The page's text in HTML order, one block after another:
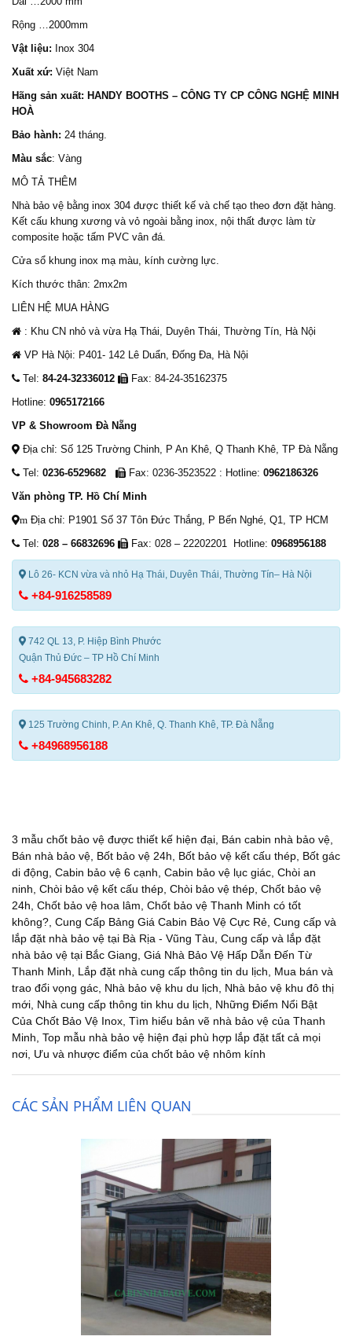
Rộng …2000mm
Vật liệu: Inox 304
Xuất xứ: Việt Nam
Hãng sản xuất: HANDY BOOTHS – CÔNG TY CP CÔNG NGHỆ MINH
HOÀ
Bảo hành: 24 tháng.
Màu sắc: Vàng
MÔ TẢ THÊM
Nhà bảo vệ bằng inox 304 được thiết kế và chế tạo theo đơn đặt hàng.
Kết cấu khung xương và vỏ ngoài bằng inox, nội thất được làm từ
composite hoặc tấm PVC vân đá.
Cửa sổ khung inox mạ màu, kính cường lực.
Kích thước thân: 2mx2m
LIÊN HỆ MUA HÀNG
: Khu CN nhỏ và vừa Hạ Thái, Duyên Thái, Thường Tín, Hà Nội
VP Hà Nội: P401- 142 Lê Duẩn, Đống Đa, Hà Nội
Tel: 84-24-32336012
Fax: 84-24-35162375
Hotline: 0965172166
VP & Showroom Đà Nẵng
Địa chỉ: Số 125 Trường Chinh, P An Khê, Q Thanh Khê, TP Đà Nẵng
Tel: 0236-6529682 Fax: 0236-3523522 : Hotline: 0962186326
Văn phòng TP. Hồ Chí Minh
m Địa chỉ: P1901 Số 37 Tôn Đức Thắng, P Bến Nghé, Q1, TP HCM
Tel: 028 – 66832696 Fax: 028 – 22202201 Hotline: 0968956188
Lô 26- KCN vừa và nhỏ Hạ Thái, Duyên Thái, Thường Tín– Hà Nội
+84-916258589
742 QL 13, P. Hiệp Bình Phước
Quận Thủ Đức – TP Hồ Chí Minh
+84-945683282
125 Trường Chinh, P. An Khê, Q. Thanh Khê, TP. Đà Nẵng
+84968956188
3 mẫu chốt bảo vệ được thiết kế hiện đại Bán cabin nhà bảo vệ
Bán nhà bảo vệ Bốt bảo vệ 24h Bốt bảo vệ kết cấu thép Bốt gác
di động Cabin bảo vệ 6 cạnh Cabin bảo vệ lục giác Chòi an
ninh Chòi bảo vệ kết cấu thép Chòi bảo vệ thép Chốt bảo vệ
24h Chốt bảo vệ hoa lâm Chốt bảo vệ Thanh Minh có tốt
không? Cung Cấp Bảng Giá Cabin Bảo Vệ Cực Rẻ Cung cấp và
lắp đặt nhà bảo vệ tại Bà Rịa - Vũng Tàu Cung cấp và lắp đặt
nhà bảo vệ tại Bắc Giang Giá Nhà Bảo Vệ Hấp Dẫn Đến Từ
Thanh Minh
Lắp đặt nhà cung cấp thông tin du lịch
Mua bán và
trao đổi vọng gác Nhà bảo vệ khu du lịch
Nhà bảo vệ khu đô thị
mới Nhà cung cấp thông tin khu du lịch
Những Điểm Nổi Bật
Của Chốt Bảo Vệ Inox Tìm hiểu bản vẽ nhà bảo vệ của Thanh
Minh Top mẫu nhà bảo vệ hiện đại phù hợp lắp đặt tất cả mọi
nơi Ưu và nhược điểm của chốt bảo vệ nhôm kính
CÁC SẢN PHẨM LIÊN QUAN